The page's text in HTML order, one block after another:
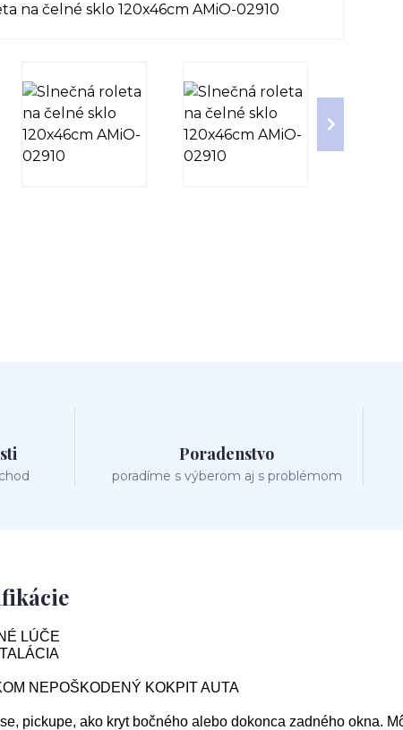
Poradenstvo
poradíme s výberom aj s problémom
LÚČE
NEPOŠKODENÝ KOKPIT AUTA
pickupe, ako kryt bočného alebo dokonca zadného okna.